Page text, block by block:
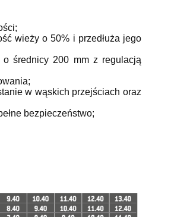
/ schody
półką - 2,53m
885,22 zł
2 094,69 zł
cena: 1 761,24 zł
A1-74
wysokość
wieży o 50% i przedłuża jego
o średnicy 200 mm z regulacją
w wąskich przejściach oraz
bezpieczeństwo;